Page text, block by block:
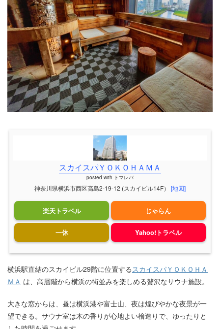
スカイスパＹＯＫＯＨＡＭＡ
posted with トマレバ
神奈川県横浜市西区高島2-19-12 (スカイビル14F） [地図]
楽天トラベル じゃらん
一休 Yahoo!トラベル
横浜駅直結のスカイビル29階に位置するスカイスパＹＯＫＯＨＡ
ＭＡ は、高層階から横浜の街並みを楽しめる贅沢なサウナ施設。
大きな窓からは、昼は横浜港や富士山、夜は煌びやかな夜景が一
望できる。サウナ室は木の香りが心地よい檜造りで、ゆったりと